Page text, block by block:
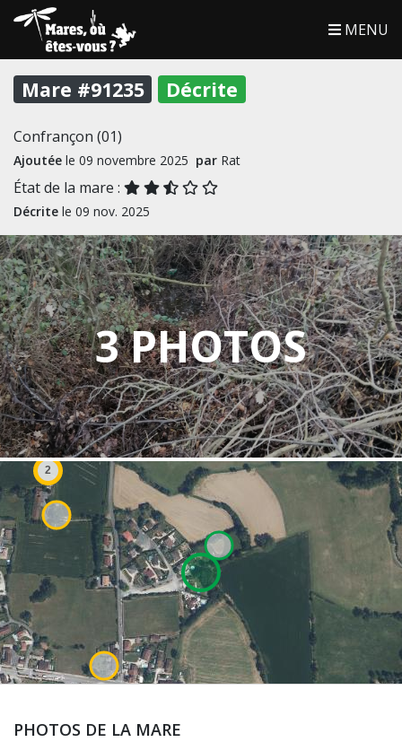
MENU
Mare #91235 Décrite
Confrançon (01)
Ajoutée le 09 novembre 2025 par Rat
État de la mare :
Décrite le 09 nov. 2025
3 PHOTOS
PHOTOS DE LA MARE